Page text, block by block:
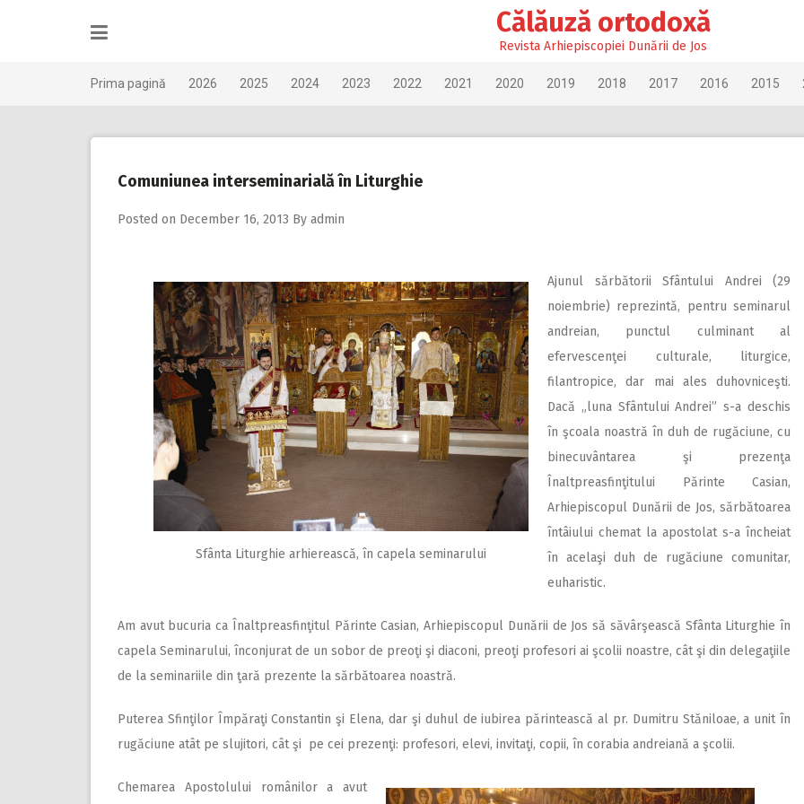
Călăuză ortodoxă
Revista Arhiepiscopiei Dunării de Jos
Prima pagină 2026 2025 2024 2023 2022 2021 2020 2019 2018 2017 2016 2015
Comuniunea interseminarială în Liturghie
Posted on December 16, 2013 By admin
Sfânta Liturghie arhierească, în capela seminarului
Ajunul sărbătorii Sfântului Andrei (29
noiembrie) reprezintă, pentru seminarul
andreian, punctul culminant al
efervescenţei culturale, liturgice,
filantropice, dar mai ales duhovniceşti.
Dacă „luna Sfântului Andrei” s-a deschis
în şcoala noastră în duh de rugăciune, cu
binecuvântarea şi prezenţa
Înaltpreasfinţitului Părinte Casian,
Arhiepiscopul Dunării de Jos, sărbătoarea
întâiului chemat la apostolat s-a încheiat
în acelaşi duh de rugăciune comunitar,
euharistic.
Am avut bucuria ca Înaltpreasfinţitul Părinte Casian, Arhiepiscopul Dunării de Jos să săvârşească Sfânta Liturghie în
capela Seminarului, înconjurat de un sobor de preoţi şi diaconi, preoţi profesori ai şcolii noastre, cât şi din delegaţiile
de la seminariile din ţară prezente la sărbătoarea noastră.
Puterea Sfinţilor Împăraţi Constantin şi Elena, dar şi duhul de iubirea părintească al pr. Dumitru Stăniloae, a unit în
rugăciune atât pe slujitori, cât şi pe cei prezenţi: profesori, elevi, invitaţi, copii, în corabia andreiană a şcolii.
Chemarea Apostolului românilor a avut